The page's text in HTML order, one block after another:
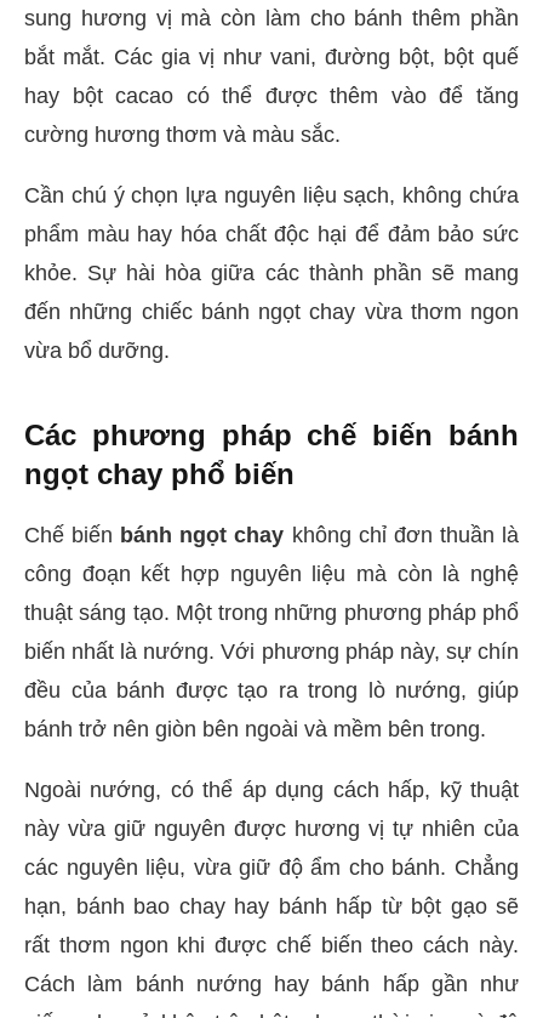
sung hương vị mà còn làm cho bánh thêm phần
bắt mắt. Các gia vị như vani, đường bột, bột quế
hay bột cacao có thể được thêm vào để tăng
cường hương thơm và màu sắc.
Cần chú ý chọn lựa nguyên liệu sạch, không chứa
phẩm màu hay hóa chất độc hại để đảm bảo sức
khỏe. Sự hài hòa giữa các thành phần sẽ mang
đến những chiếc bánh ngọt chay vừa thơm ngon
vừa bổ dưỡng.
Các phương pháp chế biến bánh
ngọt chay phổ biến
Chế biến bánh ngọt chay không chỉ đơn thuần là
công đoạn kết hợp nguyên liệu mà còn là nghệ
thuật sáng tạo. Một trong những phương pháp phổ
biến nhất là nướng. Với phương pháp này, sự chín
đều của bánh được tạo ra trong lò nướng, giúp
bánh trở nên giòn bên ngoài và mềm bên trong.
Ngoài nướng, có thể áp dụng cách hấp, kỹ thuật
này vừa giữ nguyên được hương vị tự nhiên của
các nguyên liệu, vừa giữ độ ẩm cho bánh. Chẳng
hạn, bánh bao chay hay bánh hấp từ bột gạo sẽ
rất thơm ngon khi được chế biến theo cách này.
Cách làm bánh nướng hay bánh hấp gần như